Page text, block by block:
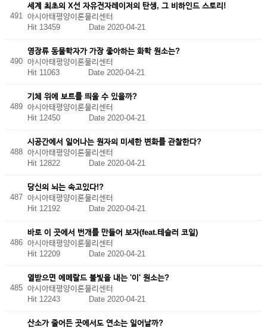
491
세계 최초의 X선 자유전자레이저의 탄생, 그 비하인드 스토리!
아시아태평양이론물리센터
Hit 13459 Date 2020-04-21
490
영장류 동물학자가 가장 좋아하는 화학 원소는?
아시아태평양이론물리센터
Hit 11063 Date 2020-04-21
489
기체 위에 보트를 띄울 수 있을까?
아시아태평양이론물리센터
Hit 12450 Date 2020-04-21
488
시공간에서 일어나는 원자의 미세한 변화를 관찰한다?
아시아태평양이론물리센터
Hit 12822 Date 2020-04-21
487
당신의 뇌는 속고있다!?
아시아태평양이론물리센터
Hit 12192 Date 2020-04-21
486
바로 이 곳에서 번개를 만들어 보자(feat.테슬러 코일)
아시아태평양이론물리센터
Hit 12209 Date 2020-04-21
485
열받으면 에메랄드 불빛을 내는 '이' 원소는?
아시아태평양이론물리센터
Hit 12243 Date 2020-04-21
산소가 줄어든 곳에서도 연소는 일어날까?